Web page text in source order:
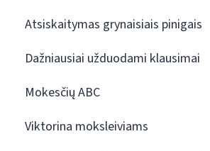
Atsiskaitymas grynaisiais pinigais
Dažniausiai užduodami klausimai
Mokesčių ABC
Viktorina moksleiviams